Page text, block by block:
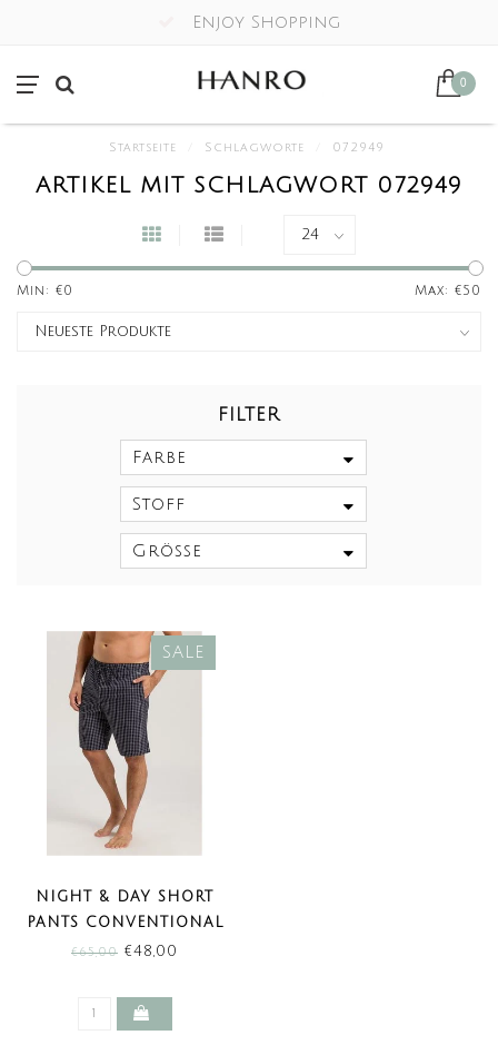
Enjoy Shopping
0
Startseite Schlagworte 072949
ARTIKEL MIT SCHLAGWORT 072949
Min: €0 Max: €50
FILTER
Farbe
Stoff
Größe
SALE
NIGHT & DAY SHORT
PANTS CONVENTIONAL
CHECK (SALE)
€65,00 €48,00